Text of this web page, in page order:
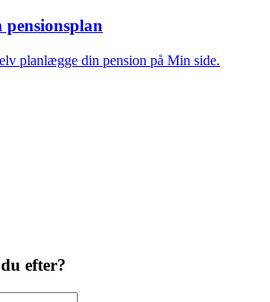
planlægge din pension på Min side.
efter?